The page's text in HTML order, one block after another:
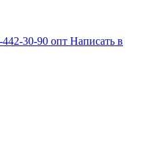
442-30-90 опт Написать в